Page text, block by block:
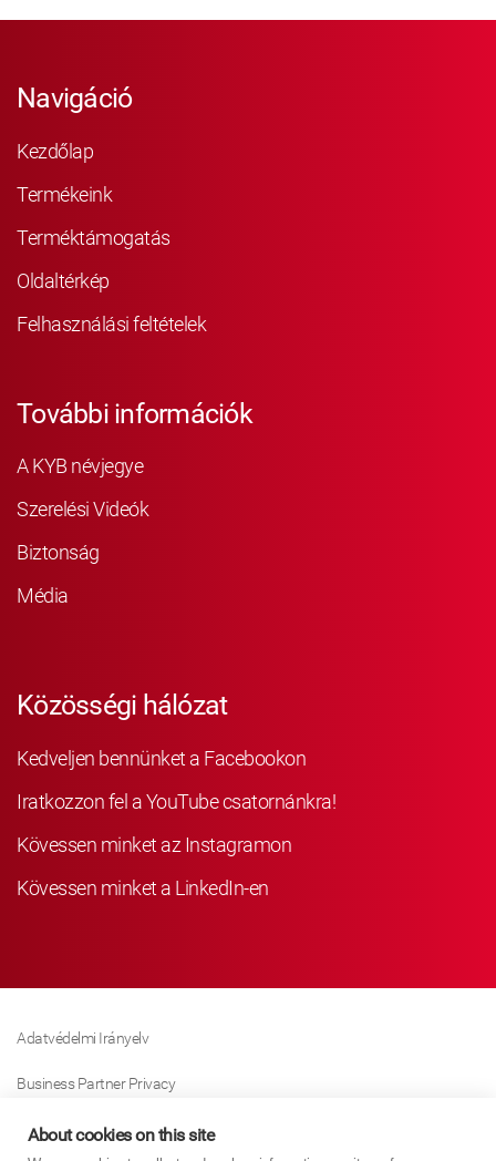
Navigáció
Kezdőlap
Termékeink
Terméktámogatás
Oldaltérkép
Felhasználási feltételek
További információk
A KYB névjegye
Szerelési Videók
Biztonság
Média
Közösségi hálózat
Kedveljen bennünket a Facebookon
Iratkozzon fel a YouTube csatornánkra!
Kövessen minket az Instagramon
Kövessen minket a LinkedIn-en
Adatvédelmi Irányelv
Business Partner Privacy
Sütikre Vonatkozó Irányelv
About cookies on this site